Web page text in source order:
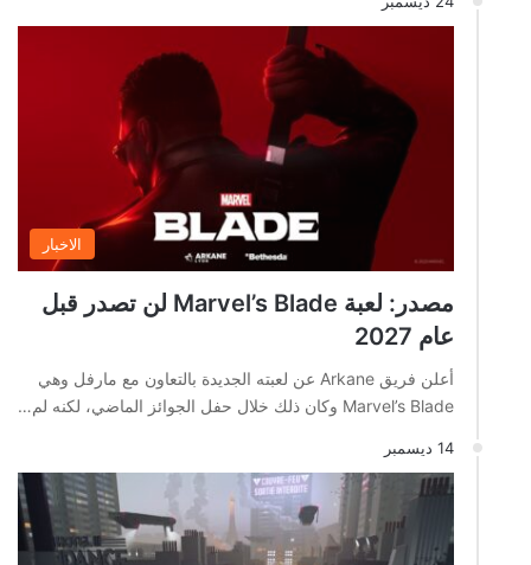
الاخبار
مصدر: لعبة Marvel’s Blade لن تصدر قبل
عام 2027
أعلن فريق Arkane عن لعبته الجديدة بالتعاون مع مارفل وهي
Marvel’s Blade وكان ذلك خلال حفل الجوائز الماضي، لكنه لم…
14 ديسمبر